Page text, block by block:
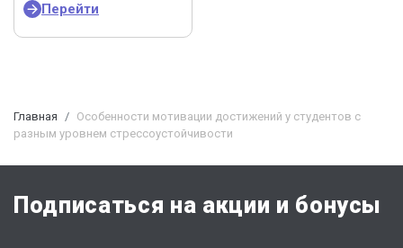
Перейти
Главная
Особенности мотивации достижений у студентов с
разным уровнем стрессоустойчивости
Подписаться на акции и бонусы